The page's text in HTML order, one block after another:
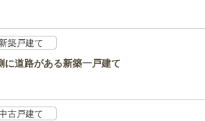
新築戸建て
に道路がある新築一戸建て
古戸建て